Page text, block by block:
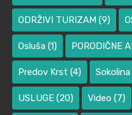
ODRŽIVI TURIZAM (9)
Osluša (1) PORODIČNE
Predov Krst (4) Sokolina
USLUGE (20) Video (7)